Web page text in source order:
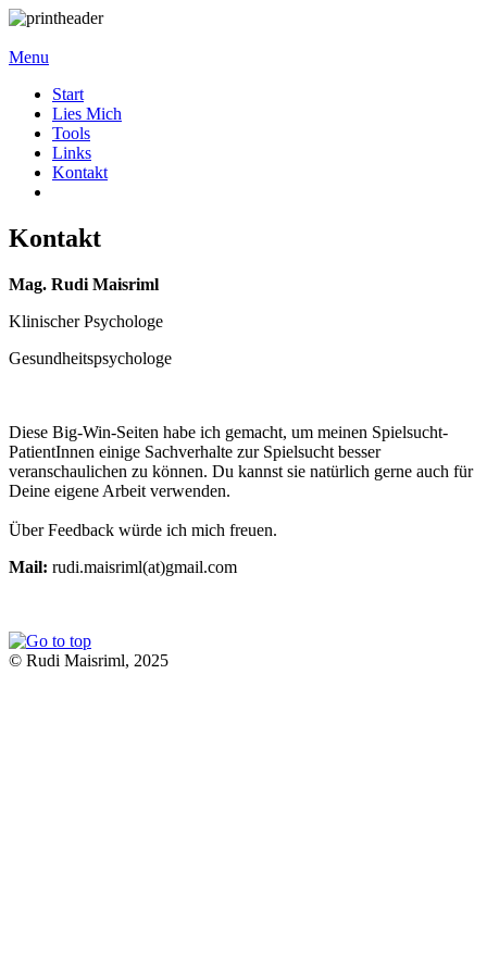
Menu
Start
Lies Mich
Tools
Links
Kontakt
Kontakt
Mag. Rudi Maisriml
Klinischer Psychologe
Gesundheitspsychologe
Diese Big-Win-Seiten habe ich gemacht, um meinen Spielsucht-
PatientInnen einige Sachverhalte zur Spielsucht besser
veranschaulichen zu können. Du kannst sie natürlich gerne auch für
Deine eigene Arbeit verwenden.
Über Feedback würde ich mich freuen.
Mail: rudi.maisriml(at)gmail.com
© Rudi Maisriml, 2025